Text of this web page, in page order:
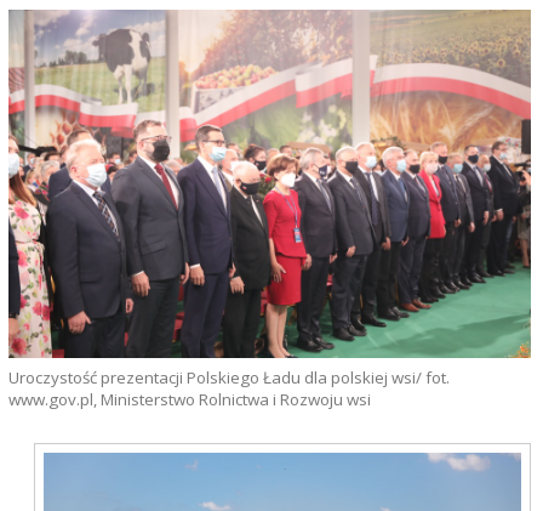
Uroczystość prezentacji Polskiego Ładu dla polskiej wsi/ fot.
www.gov.pl, Ministerstwo Rolnictwa i Rozwoju wsi